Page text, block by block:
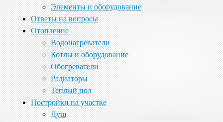
Элементы и оборудование
Ответы на вопросы
Отопление
Водонагреватели
Котлы и оборудование
Обогреватели
Радиаторы
Теплый пол
Постройки на участке
Душ